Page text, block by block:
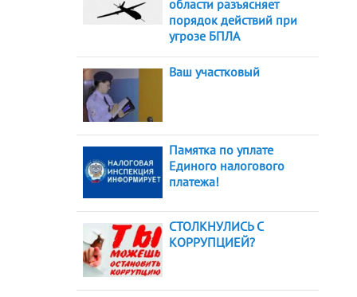
области разъясняет
порядок действий при
угрозе БПЛА
Ваш участковый
Памятка по уплате
Единого налогового
платежа!
СТОЛКНУЛИСЬ С
КОРРУПЦИЕЙ?